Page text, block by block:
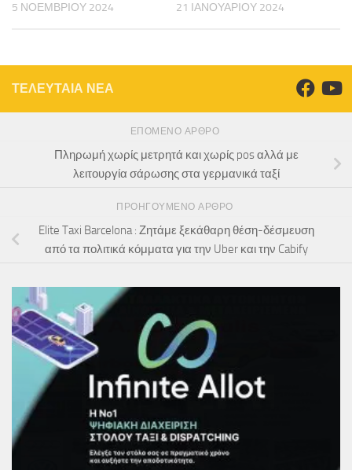
5 ΝΟΕΜΒΡΊΟΥ 2024 21 ΙΑΝΟΥΑΡΊΟΥ 2024
ΤΕΛΕΥΤΑΙΑ ΝΕΑ
ΕΠΌΜΕΝΟ ΆΡΘΡΟ
Πληρωμή χωρίς μετρητά και χωρίς pos αλλά με
λειτουργία σάρωσης στα γερμανικά ταξί
ΠΡΟΗΓΟΎΜΕΝΟ ΆΡΘΡΟ
Elite Taxi Barcelona : Ζητάμε ξεκάθαρη θέση-δέσμευση
από τα πολιτικά κόμματα για την Uber και την Cabify